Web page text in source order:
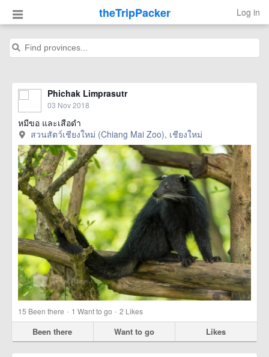
theTripPacker Log in
Phichak Limprasutr
03 Nov 2018
หมีขอ และเสือดำ
สวนสัตว์เชียงใหม่ (Chiang Mai Zoo), เชียงใหม่
15 Been there · 1 Want to go · 2 Likes
Been there Want to go Likes